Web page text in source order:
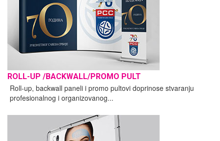
ROLL-UP /BACKWALL/PROMO PULT
Roll-up, backwall paneli i promo pultovi doprinose stvaranju
profesionalnog i organizovanog...